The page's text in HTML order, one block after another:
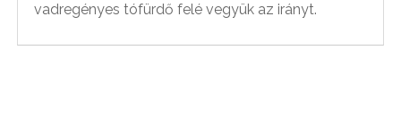
vadregényes tófürdő felé vegyük az irányt.